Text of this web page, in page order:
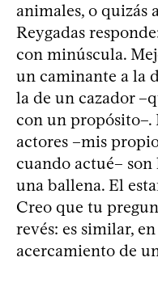
animales, o quizás
Reygadas
con minúscula.
un caminante a la
la de un cazador
con un propósito–.
actores –mis
cuando actué–
una ballena. El
Creo que tu
revés: es similar,
acercamiento de